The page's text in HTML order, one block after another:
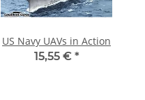
US Navy UAVs in Action
15,55 € *